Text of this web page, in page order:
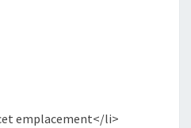
emplacement</li>